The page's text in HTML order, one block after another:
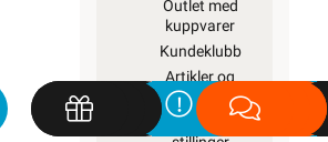
Outlet med
kuppvarer
Kundeklubb
Artikler og
guider
Ledige